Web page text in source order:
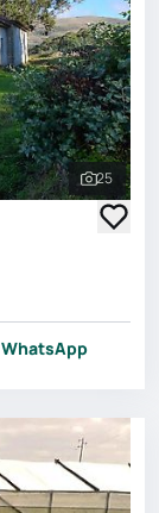
Ver
25
WhatsApp